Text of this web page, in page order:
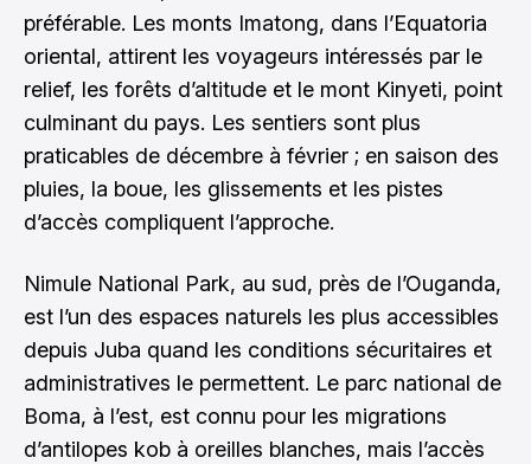
préférable. Les monts Imatong, dans l’Equatoria
oriental, attirent les voyageurs intéressés par le
relief, les forêts d’altitude et le mont Kinyeti, point
culminant du pays. Les sentiers sont plus
praticables de décembre à février ; en saison des
pluies, la boue, les glissements et les pistes
d’accès compliquent l’approche.
Nimule National Park, au sud, près de l’Ouganda,
est l’un des espaces naturels les plus accessibles
depuis Juba quand les conditions sécuritaires et
administratives le permettent. Le parc national de
Boma, à l’est, est connu pour les migrations
d’antilopes kob à oreilles blanches, mais l’accès